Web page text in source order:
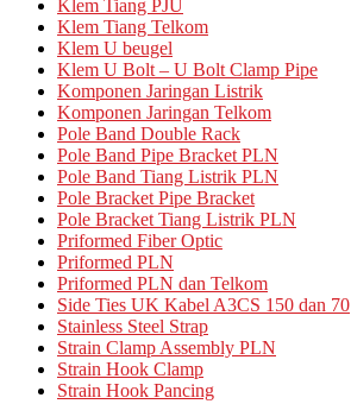
Klem Tiang PJU
Klem Tiang Telkom
Klem U beugel
Klem U Bolt – U Bolt Clamp Pipe
Komponen Jaringan Listrik
Komponen Jaringan Telkom
Pole Band Double Rack
Pole Band Pipe Bracket PLN
Pole Band Tiang Listrik PLN
Pole Bracket Pipe Bracket
Pole Bracket Tiang Listrik PLN
Priformed Fiber Optic
Priformed PLN
Priformed PLN dan Telkom
Side Ties UK Kabel A3CS 150 dan 70
Stainless Steel Strap
Strain Clamp Assembly PLN
Strain Hook Clamp
Strain Hook Pancing